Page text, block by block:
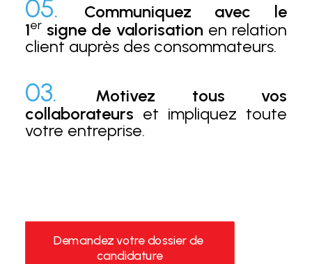
05.
Communiquez avec le
1er signe de valorisation en relation
client auprès des consommateurs.
03.
Motivez tous vos
collaborateurs et impliquez toute
votre entreprise.
Demandez votre dossier de
candidature